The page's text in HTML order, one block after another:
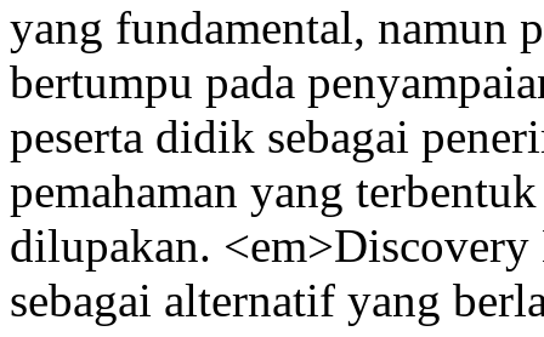
yang fundamental, namun
bertumpu pada
peserta didik sebagai
pemahaman yang
dilupakan.
sebagai alternatif yang